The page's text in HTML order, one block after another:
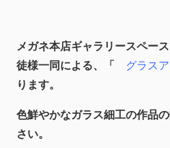
メガネ本店ギャラリースペー
徒様一同による、「 グラス
ります。
色鮮やかなガラス細工の作品
さい。